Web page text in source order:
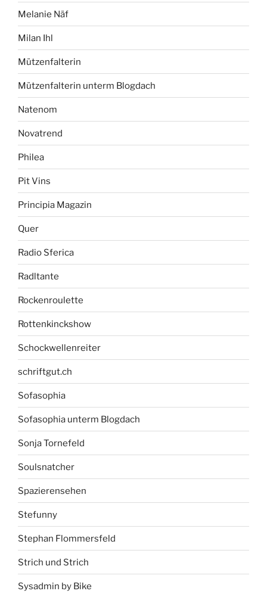
Melanie Näf
Milan Ihl
Mützenfalterin
Mützenfalterin unterm Blogdach
Natenom
Novatrend
Philea
Pit Vins
Principia Magazin
Quer
Radio Sferica
Radltante
Rockenroulette
Rottenkinckshow
Schockwellenreiter
schriftgut.ch
Sofasophia
Sofasophia unterm Blogdach
Sonja Tornefeld
Soulsnatcher
Spazierensehen
Stefunny
Stephan Flommersfeld
Strich und Strich
Sysadmin by Bike